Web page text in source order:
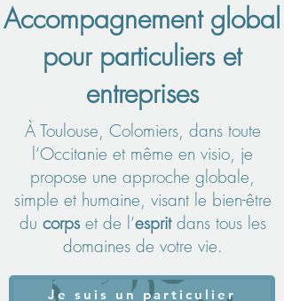
Accompagnement global
pour particuliers et
entreprises
À Toulouse, Colomiers, dans toute
l’Occitanie et même en visio, je
propose une approche globale,
simple et humaine, visant le bien-être
du corpset de l’esprit dans tous les
domaines de votre vie.
Je suis un particulier